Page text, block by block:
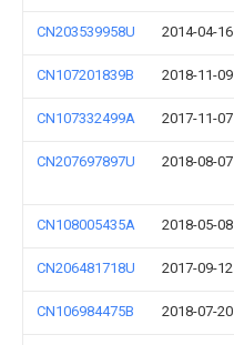
CN203539958U 2014-04-16
CN107201839B 2018-11-09
CN107332499A 2017-11-07
CN207697897U 2018-08-07
CN108005435A 2018-05-08
CN206481718U 2017-09-12
CN106984475B 2018-07-20